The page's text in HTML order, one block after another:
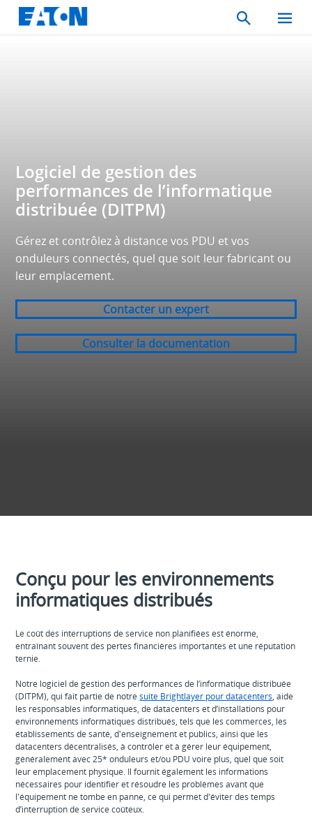
Search
Toggle
Logiciel de gestion des
performances de l’informatique
distribuée (DITPM)
Gérez et contrôlez à distance vos PDU et vos
onduleurs connectés, quel que soit leur fabricant ou
leur emplacement.
Contacter un expert
Consulter la documentation
Conçu pour les environnements
informatiques distribués
Le coût des interruptions de service non planifiées est énorme,
entraînant souvent des pertes financières importantes et une réputation
ternie.
Notre logiciel de gestion des performances de l’informatique distribuée
(DITPM), qui fait partie de notresuite Brightlayer pour datacenters, aide
les responsables informatiques, de datacenters et d’installations pour
environnements informatiques distribués, tels que les commerces, les
établissements de santé, d'enseignement et publics, ainsi que les
datacenters décentralisés, à contrôler et à gérer leur équipement,
généralement avec 25* onduleurs et/ou PDU voire plus, quel que soit
leur emplacement physique. Il fournit également les informations
nécessaires pour identifier et résoudre les problèmes avant que
l'équipement ne tombe en panne, ce qui permet d'éviter des temps
d’interruption de service coûteux.